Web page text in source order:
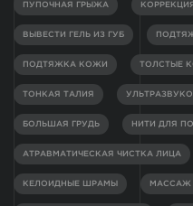
ПУПОЧНАЯ ГРЫЖА
ВЫВЕСТИ ГЕЛЬ ИЗ ГУБ
ПОДТЯЖКА КОЖИ ТОЛСТЫЕ
ТОНКАЯ ТАЛИЯ
БОЛЬШАЯ ГРУДЬ НИТИ ДЛЯ
АТРАВМАТИЧЕСКАЯ ЧИСТКА ЛИЦА
КЕЛОИДНЫЕ ШРАМЫ МАССАЖ